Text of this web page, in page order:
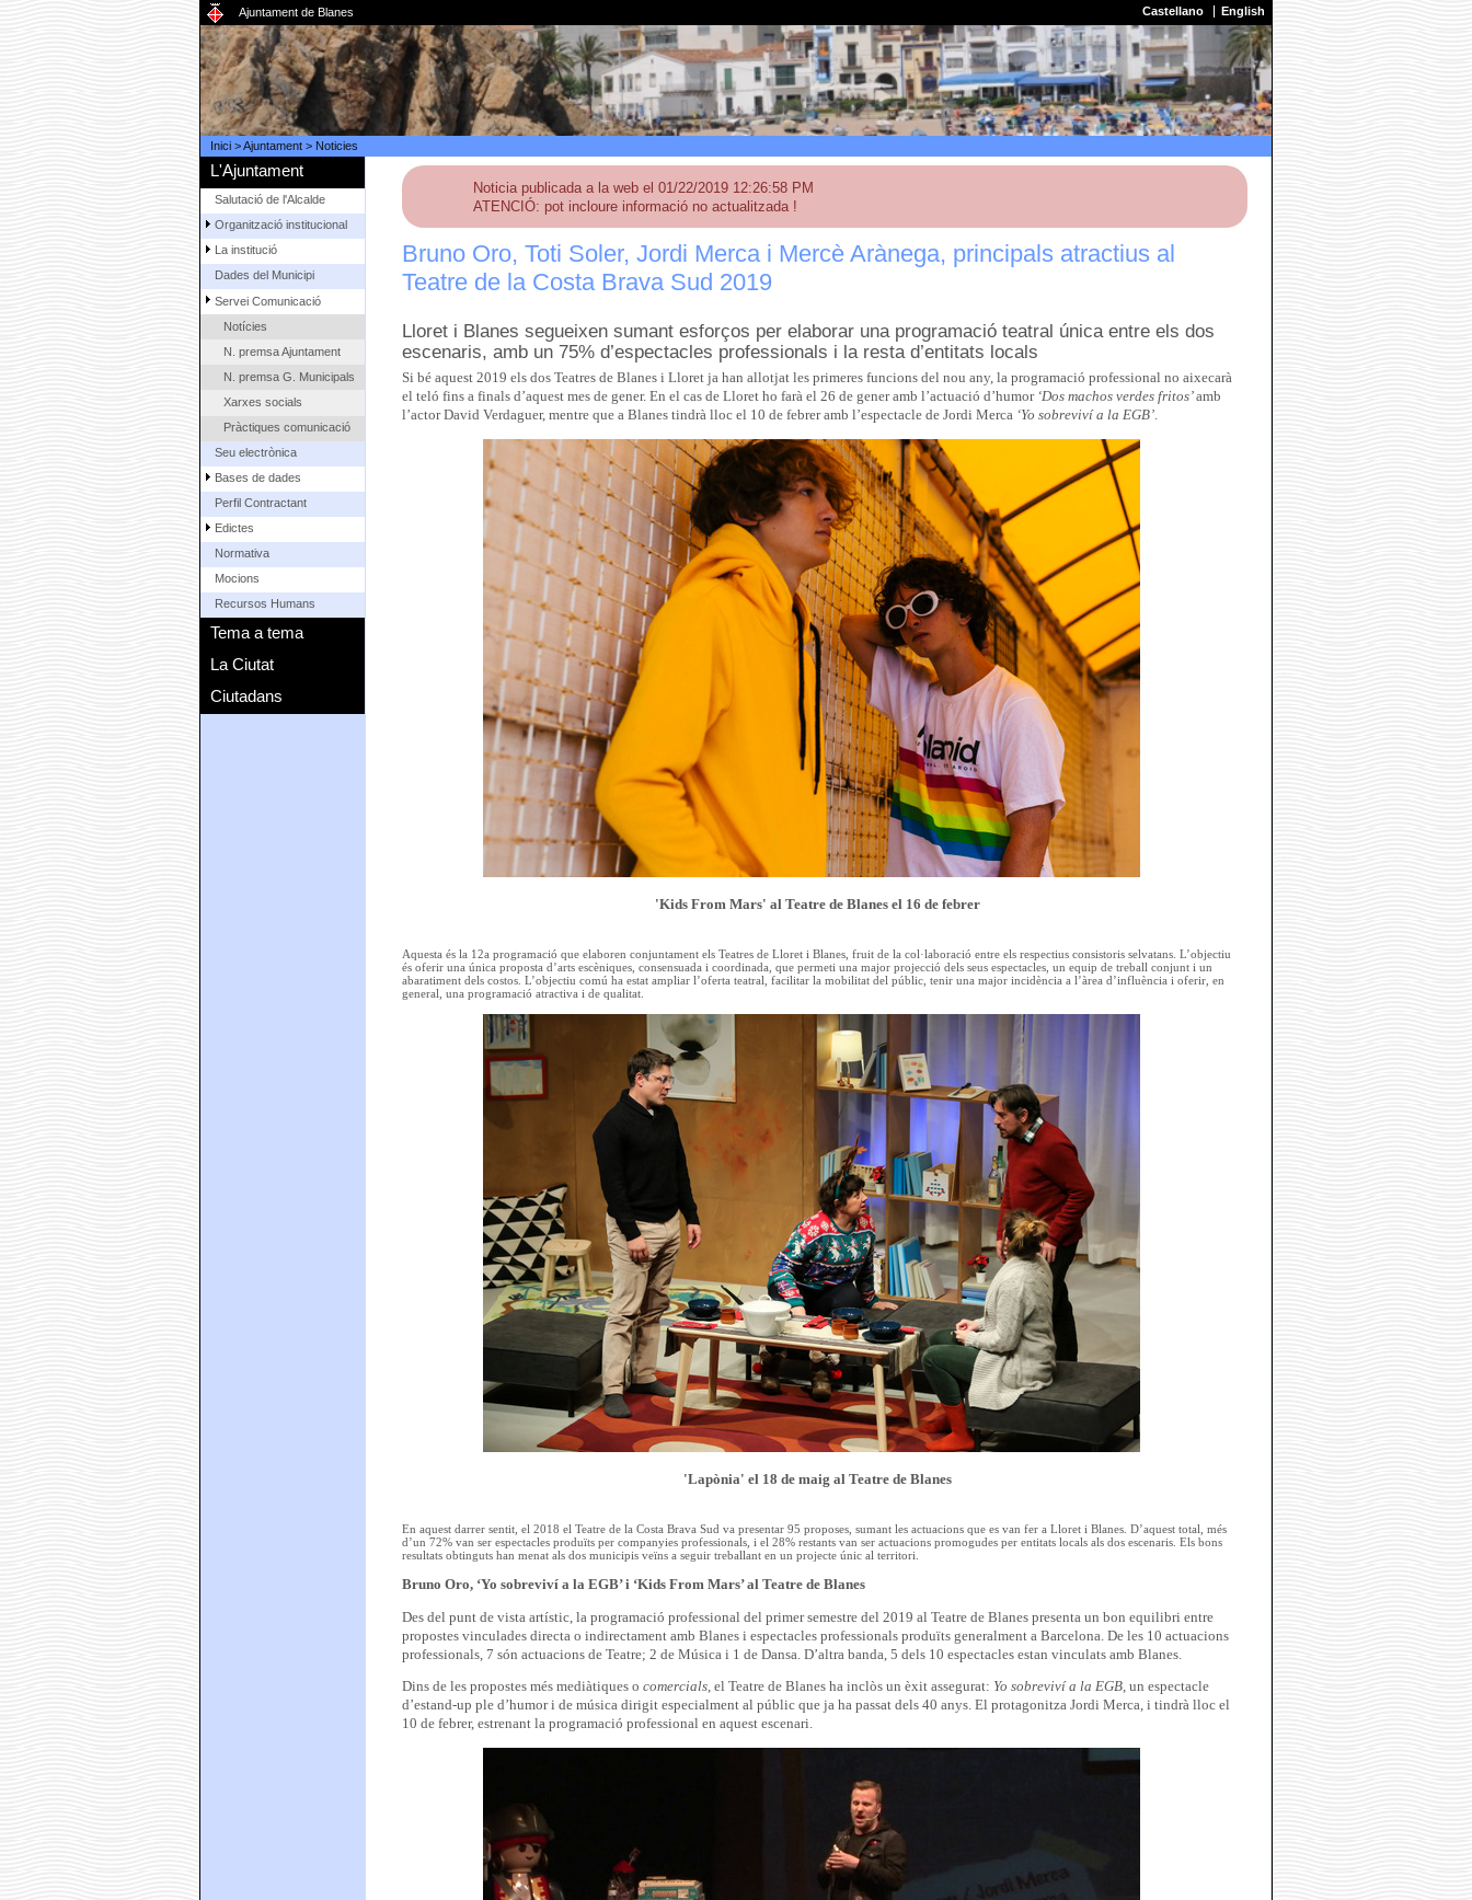
Ajuntament de Blanes Castellano English
Inici>Ajuntament> Noticies
L'Ajuntament
Salutació de l'Alcalde
Organització institucional
La institució
Dades del Municipi
Servei Comunicació
Notícies
N. premsa Ajuntament
N. premsa G. Municipals
Xarxes socials
Pràctiques comunicació
Seu electrònica
Bases de dades
Perfil Contractant
Edictes
Normativa
Mocions
Recursos Humans
Tema a tema
La Ciutat
Ciutadans
Noticia publicada a la web el 01/22/2019 12:26:58 PM
ATENCIÓ: pot incloure informació no actualitzada !
Bruno Oro, Toti Soler, Jordi Merca i Mercè Arànega, principals atractius al
Teatre de la Costa Brava Sud 2019
Lloret i Blanes segueixen sumant esforços per elaborar una programació teatral única entre els dos
escenaris, amb un 75% d’espectacles professionals i la resta d’entitats locals
Si bé aquest 2019 els dos Teatres de Blanes i Lloret ja han allotjat les primeres funcions del nou any, la programació professional no aixecarà
el teló fins a finals d’aquest mes de gener. En el cas de Lloret ho farà el 26 de gener amb l’actuació d’humor ‘Dos machos verdes fritos’amb
l’actor David Verdaguer, mentre que a Blanes tindrà lloc el 10 de febrer amb l’espectacle de Jordi Merca ‘Yo sobreviví a la EGB’.
'Kids From Mars' al Teatre de Blanes el 16 de febrer
Aquesta és la 12a programació que elaboren conjuntament els Teatres de Lloret i Blanes, fruit de la col·laboració entre els respectius consistoris selvatans. L’objectiu
és oferir una única proposta d’arts escèniques, consensuada i coordinada, que permeti una major projecció dels seus espectacles, un equip de treball conjunt i un
abaratiment dels costos. L’objectiu comú ha estat ampliar l’oferta teatral, facilitar la mobilitat del públic, tenir una major incidència a l’àrea d’influència i oferir, en
general, una programació atractiva i de qualitat.
'Lapònia' el 18 de maig al Teatre de Blanes
En aquest darrer sentit, el 2018 el Teatre de la Costa Brava Sud va presentar 95 proposes, sumant les actuacions que es van fer a Lloret i Blanes. D’aquest total, més
d’un 72% van ser espectacles produïts per companyies professionals, i el 28% restants van ser actuacions promogudes per entitats locals als dos escenaris. Els bons
resultats obtinguts han menat als dos municipis veïns a seguir treballant en un projecte únic al territori.
Bruno Oro, ‘Yo sobreviví a la EGB’ i ‘Kids From Mars’ al Teatre de Blanes
Des del punt de vista artístic, la programació professional del primer semestre del 2019 al Teatre de Blanes presenta un bon equilibri entre
propostes vinculades directa o indirectament amb Blanes i espectacles professionals produïts generalment a Barcelona. De les 10 actuacions
professionals, 7 són actuacions de Teatre; 2 de Música i 1 de Dansa. D’altra banda, 5 dels 10 espectacles estan vinculats amb Blanes.
Dins de les propostes més mediàtiques o comercials, el Teatre de Blanes ha inclòs un èxit assegurat: Yo sobreviví a la EGB, un espectacle
d’estand-up ple d’humor i de música dirigit especialment al públic que ja ha passat dels 40 anys. El protagonitza Jordi Merca, i tindrà lloc el
10 de febrer, estrenant la programació professional en aquest escenari.